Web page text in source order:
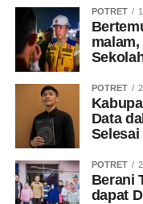
POTRET
POTRET
Data
POTRET
Berani
dapat